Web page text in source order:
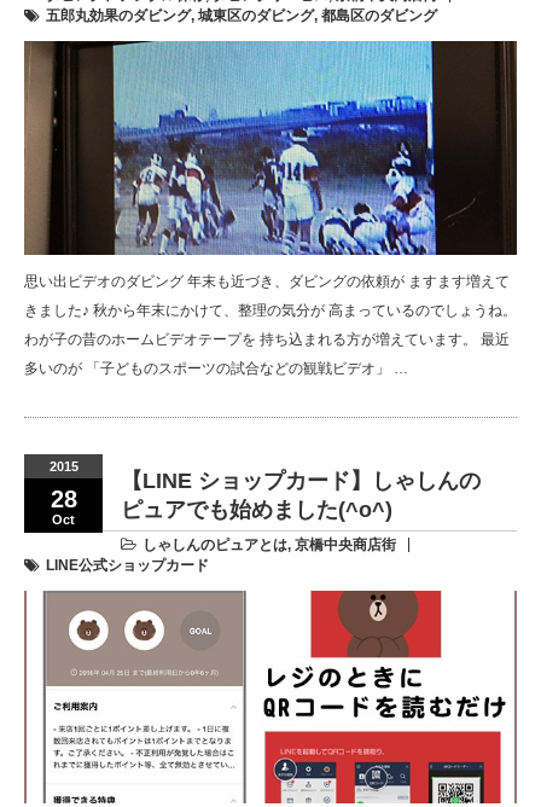
五郎丸効果のダビング, 城東区のダビング, 都島区のダビング
思い出ビデオのダビング 年末も近づき、ダビングの依頼が ますます増えて
きました♪ 秋から年末にかけて、整理の気分が 高まっているのでしょうね。
わが子の昔のホームビデオテープを 持ち込まれる方が増えています。 最近
多いのが 「子どものスポーツの試合などの観戦ビデオ」 …
2015
28
Oct
【LINE ショップカード】しゃしんの
ピュアでも始めました(^o^)
しゃしんのピュアとは, 京橋中央商店街
LINE公式ショップカード